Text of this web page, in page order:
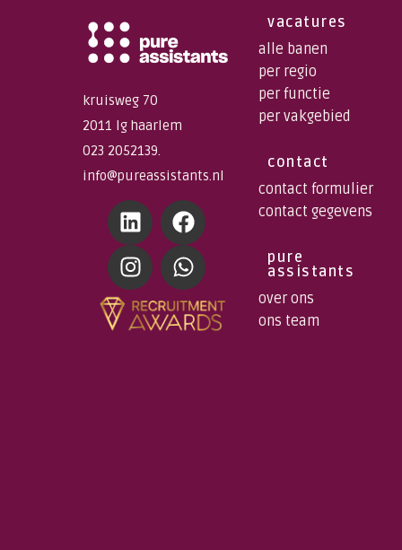
kruisweg 70
2011 lg haarlem
023 2052139.
info@pureassistants.nl
vacatures
alle banen
per regio
per functie
per vakgebied
contact
contact formulier
contact gegevens
pure
assistants
over ons
ons team